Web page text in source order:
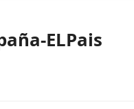
ELPais